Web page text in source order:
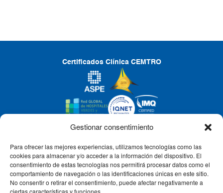
Gestionar consentimiento
Para ofrecer las mejores experiencias, utilizamos tecnologías como las
cookies para almacenar y/o acceder a la información del dispositivo. El
consentimiento de estas tecnologías nos permitirá procesar datos como el
comportamiento de navegación o las identificaciones únicas en este sitio.
No consentir o retirar el consentimiento, puede afectar negativamente a
ciertas características y funciones.
Certificados Clínica CEMTRO
CLÍNICA CEMTRO
QUIÉNES SOMOS